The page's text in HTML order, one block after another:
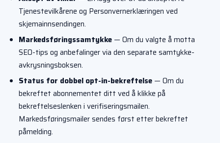
Tjenestevilkårene og Personvernerklæringen ved
skjemainnsendingen.
Markedsføringssamtykke — Om du valgte å motta
SEO-tips og anbefalinger via den separate samtykke-
avkrysningsboksen.
Status for dobbel opt-in-bekreftelse — Om du
bekreftet abonnementet ditt ved å klikke på
bekreftelseslenken i verifiseringsmailen.
Markedsføringsmailer sendes først etter bekreftet
påmelding.